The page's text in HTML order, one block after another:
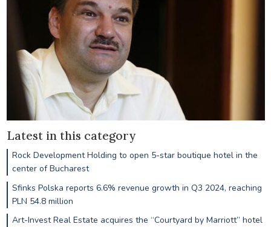
Latest in this category
Rock Development Holding to open 5-star boutique hotel in the
center of Bucharest
Sfinks Polska reports 6.6% revenue growth in Q3 2024, reaching
PLN 54.8 million
Art-Invest Real Estate acquires the “Courtyard by Marriott” hotel